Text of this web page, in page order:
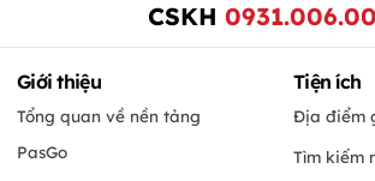
CSKH
Giới thiệu
Tổng quan về nền tảng
PasGo
Tiện ích
Địa điểm
Tìm kiếm